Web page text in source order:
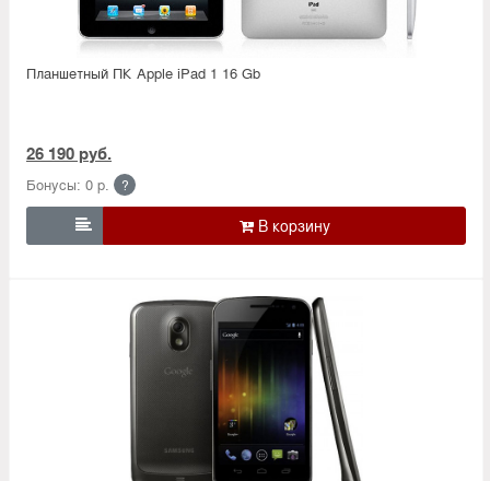
Планшетный ПК Apple iPad 1 16 Gb
26 190 руб.
Бонусы: 0 р. ?
